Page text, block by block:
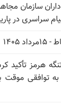
سازمان
سراسری در
هرمز تأکید
توافقی موقت